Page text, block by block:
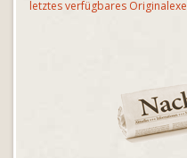
letztes verfügbares